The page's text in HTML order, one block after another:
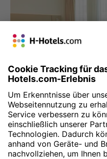
München
H4 Hotel München
Das H4 Hotel befindet sich